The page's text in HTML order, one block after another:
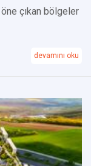
çıkan bölgeler
devamını oku